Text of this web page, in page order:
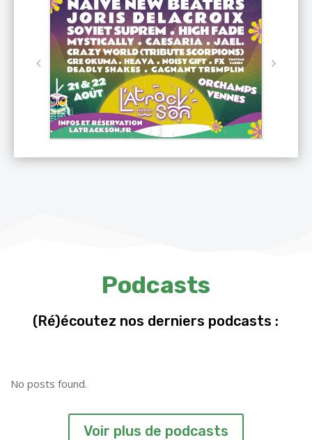
Podcasts
(Ré)écoutez nos derniers podcasts :
No posts found.
Voir plus de podcasts